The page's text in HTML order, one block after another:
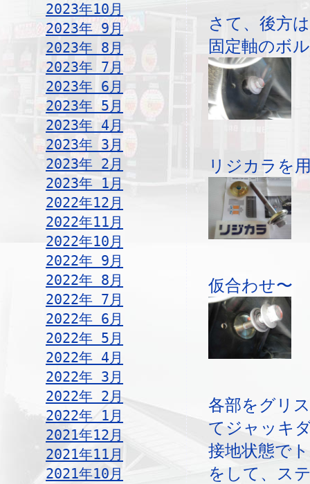
2023年10月
2023年 9月
2023年 8月
2023年 7月
2023年 6月
2023年 5月
2023年 4月
2023年 3月
2023年 2月
2023年 1月
2022年12月
2022年11月
2022年10月
2022年 9月
2022年 8月
2022年 7月
2022年 6月
2022年 5月
2022年 4月
2022年 3月
2022年 2月
2022年 1月
2021年12月
2021年11月
2021年10月
さて、後方
固定軸のボ
リジカラを
仮合わせ〜
各部をグリ
てジャッキ
接地状態で
をして、ス